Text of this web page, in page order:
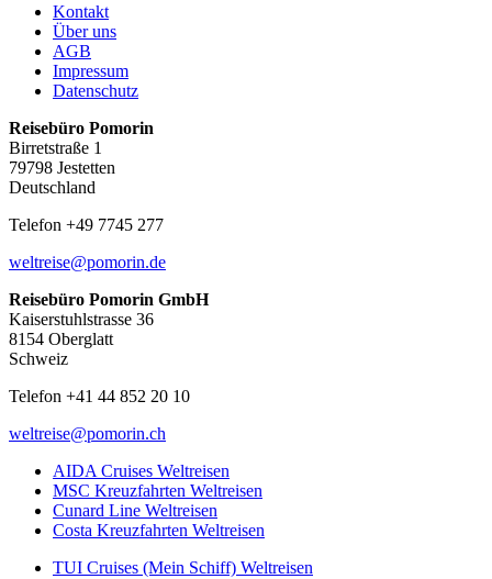
Kontakt
Über uns
AGB
Impressum
Datenschutz
Reisebüro Pomorin
Birretstraße 1
79798 Jestetten
Deutschland
Telefon +49 7745 277
weltreise@pomorin.de
Reisebüro Pomorin GmbH
Kaiserstuhlstrasse 36
8154 Oberglatt
Schweiz
Telefon +41 44 852 20 10
weltreise@pomorin.ch
AIDA Cruises Weltreisen
MSC Kreuzfahrten Weltreisen
Cunard Line Weltreisen
Costa Kreuzfahrten Weltreisen
TUI Cruises (Mein Schiff) Weltreisen